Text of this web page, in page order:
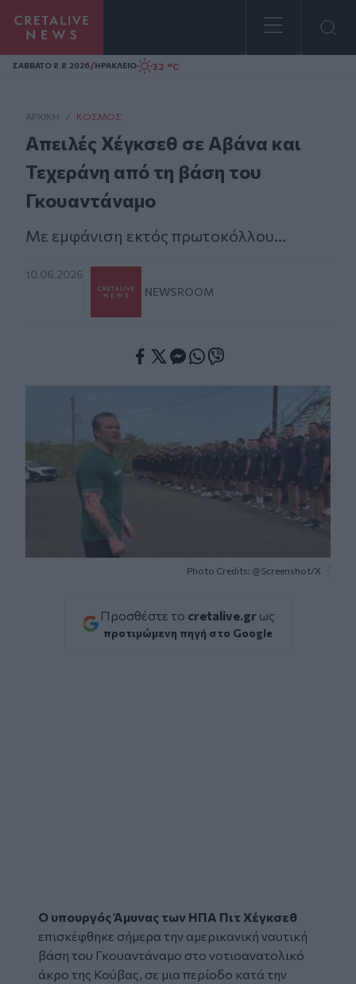
Homepage
ΣAΒΒΑΤΟ 8.8.2026/ΗΡΑΚΛΕΙΟ 32 °C
ΑΡΧΙΚΗ / ΚΌΣΜΟΣ
Απειλές Χέγκσεθ σε Αβάνα και
Τεχεράνη από τη βάση του
Γκουαντάναμο
Mε εμφάνιση εκτός πρωτοκόλλου...
10.06.2026
NEWSROOM
Photo Credits: @Screenshot/X
Προσθέστε το cretalive.gr ως
προτιμώμενη πηγή στο Google
Ο υπουργός Άμυνας των ΗΠΑ Πιτ Χέγκσεθ
επισκέφθηκε σήμερα την αμερικανική ναυτική
βάση του Γκουαντάναμο στο νοτιοανατολικό
άκρο της Κούβας, σε μια περίοδο κατά την